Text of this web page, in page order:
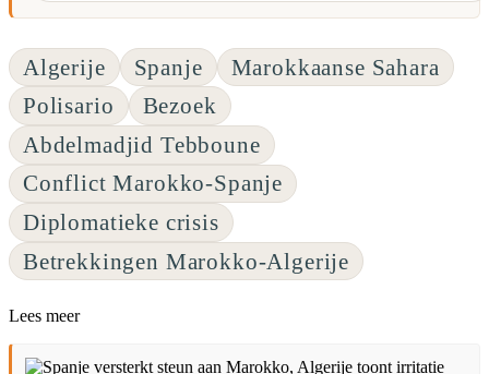
Algerije Spanje
Marokkaanse Sahara
Polisario
Bezoek
Abdelmadjid Tebboune
Conflict Marokko-Spanje
Diplomatieke crisis
Betrekkingen Marokko-Algerije
Lees meer